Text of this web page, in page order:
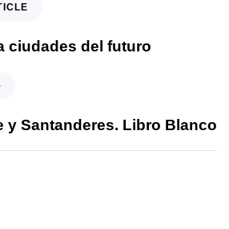
ciudades del futuro
y Santanderes. Libro Blanco